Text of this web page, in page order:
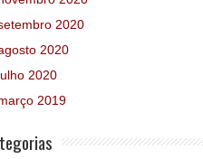
2020
2020
2020
2019